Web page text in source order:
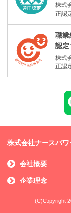
株式
正認
職業
認定
株式
正認
株式会社ナースパ
会社概要
企業理念
(C)Copyright